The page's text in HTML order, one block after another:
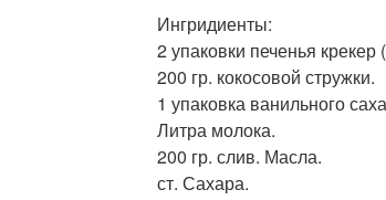
Ингридиенты:
2 упаковки печенья
200 гр. кокосовой стружки.
1 упаковка ванильного
Литра молока.
200 гр. слив. Масла.
ст. Сахара.